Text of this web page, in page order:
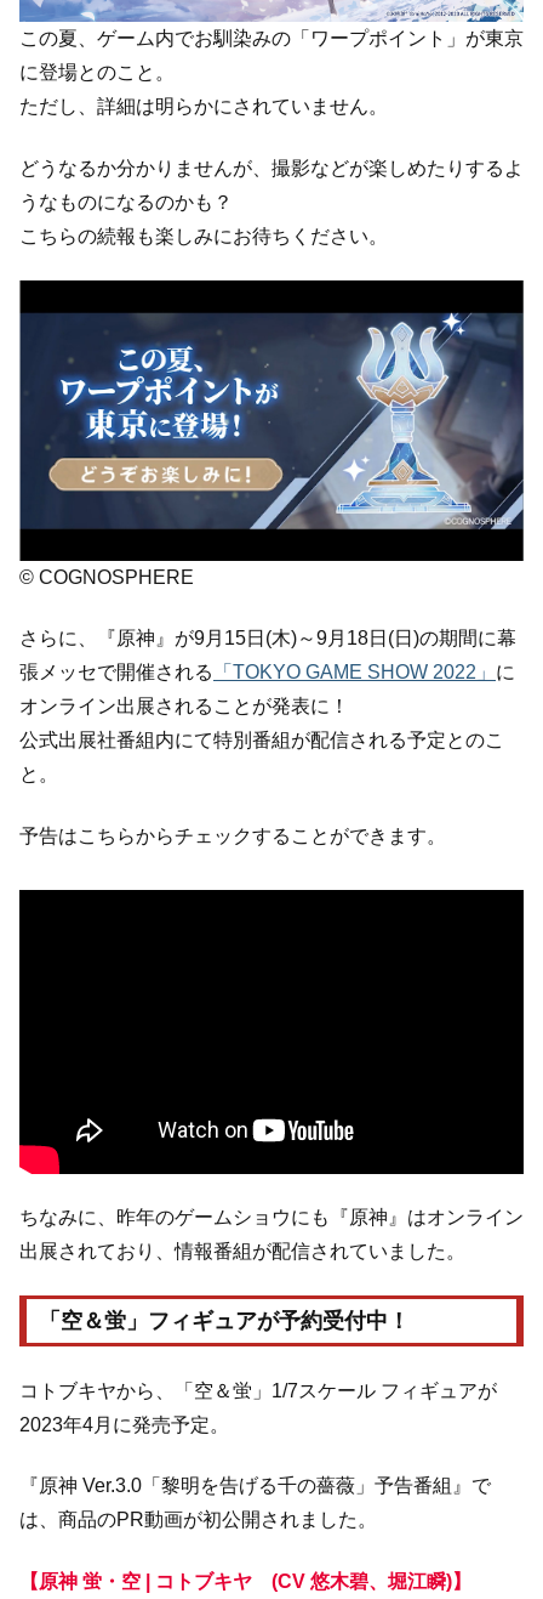
この夏、ゲーム内でお馴染みの「ワープポイント」が東京
に登場とのこと。
ただし、詳細は明らかにされていません。
どうなるか分かりませんが、撮影などが楽しめたりするよ
うなものになるのかも？
こちらの続報も楽しみにお待ちください。
© COGNOSPHERE
さらに、『原神』が9月15日(木)～9月18日(日)の期間に幕
張メッセで開催される
「TOKYO GAME SHOW 2022」 に
オンライン出展されることが発表に！
公式出展社番組内にて特別番組が配信される予定とのこ
と。
予告はこちらからチェックすることができます。
ちなみに、昨年のゲームショウにも『原神』はオンライン
出展されており、情報番組が配信されていました。
「空＆蛍」フィギュアが予約受付中！
コトブキヤから、「空＆蛍」1/7スケール フィギュアが
2023年4月に発売予定。
『原神 Ver.3.0「黎明を告げる千の薔薇」予告番組』で
は、商品のPR動画が初公開されました。
【原神 蛍・空 | コトブキヤ (CV 悠木碧、堀江瞬)】